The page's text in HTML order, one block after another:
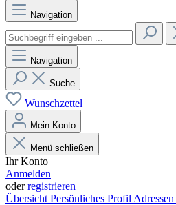
Navigation
Navigation
Suche
Wunschzettel
Mein Konto
Menü schließen
Ihr Konto
Anmelden
oderregistrieren
Übersicht Persönliches Profil Adressen